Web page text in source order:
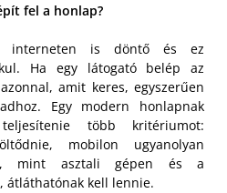
fel a honlap?
interneten is döntő és ez
Ha egy látogató belép az
amit keres, egyszerűen
Egy modern honlapnak
több kritériumot:
mobilon ugyanolyan
mint asztali gépen és a
átláthatónak kell lennie.